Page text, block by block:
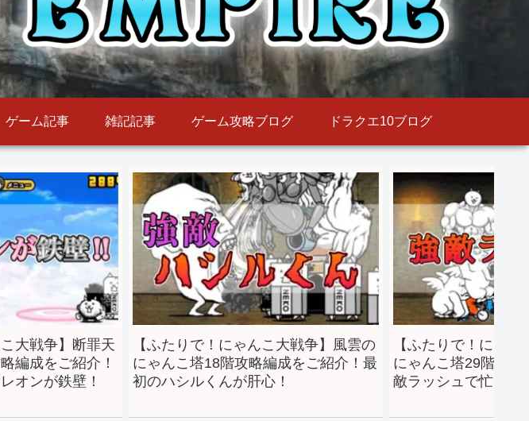
ゲーム記事 雑記記事 ゲーム攻略ブログ ドラクエ10ブログ
大戦争】断罪天
編成をご紹介！
オンが鉄壁！
【ふたりで！にゃんこ大戦争】風雲の
にゃんこ塔18階攻略編成をご紹介！最
初のハシルくんが肝心！
【ふたりで！にゃ
にゃんこ塔29階攻
敵ラッシュで忙しい